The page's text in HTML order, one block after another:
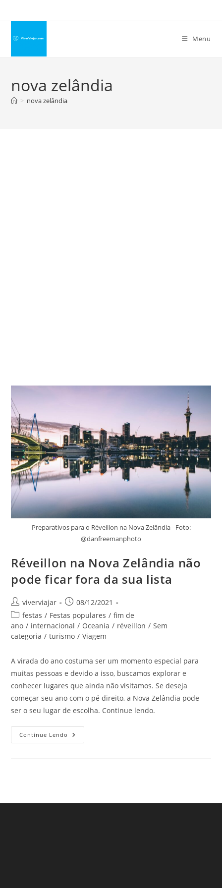
conteúdo
Menu
nova zelândia
> nova zelândia
Preparativos para o Réveillon na Nova Zelândia - Foto:
@danfreemanphoto
Réveillon na Nova Zelândia não
pode ficar fora da sua lista
Autor
do
post:
viverviajar
Post
publicado:
08/12/2021
Categoria
do
post:
festas / Festas populares / fim de
ano / internacional / Oceania / réveillon / Sem
categoria / turismo / Viagem
A virada do ano costuma ser um momento especial para
muitas pessoas e devido a isso, buscamos explorar e
conhecer lugares que ainda não visitamos. Se deseja
começar seu ano com o pé direito, a Nova Zelândia pode
ser o seu lugar de escolha. Continue lendo.
Continue Lendo Réveillon
Na
Lista